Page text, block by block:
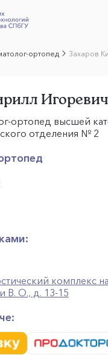
ортопед Захаров
Игоревич
ортопед высшей
отделения № 2
комплекс на
В. О., д. 13-15